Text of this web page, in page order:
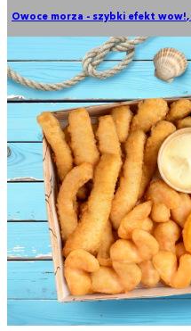
Owoce morza - szybki efekt wow!,